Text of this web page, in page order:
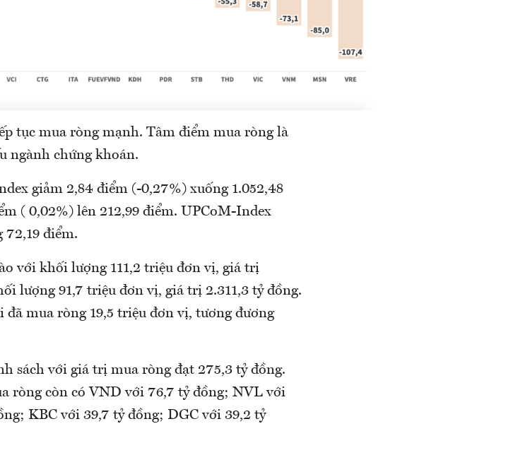
tục mua ròng mạnh. Tâm điểm mua ròng là
ngành chứng khoán.
giảm 2,84 điểm (-0,27%) xuống 1.052,48
( 0,02%) lên 212,99 điểm. UPCoM-Index
72,19 điểm.
với khối lượng 111,2 triệu đơn vị, giá trị
lượng 91,7 triệu đơn vị, giá trị 2.311,3 tỷ đồng.
đã mua ròng 19,5 triệu đơn vị, tương đương
sách với giá trị mua ròng đạt 275,3 tỷ đồng.
ròng còn có VND với 76,7 tỷ đồng; NVL với
KBC với 39,7 tỷ đồng; DGC với 39,2 tỷ